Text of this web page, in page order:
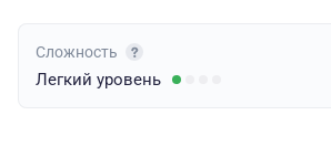
Сложность
Легкий уровень